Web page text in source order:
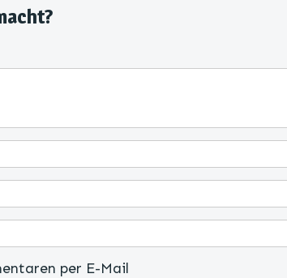
per E-Mail